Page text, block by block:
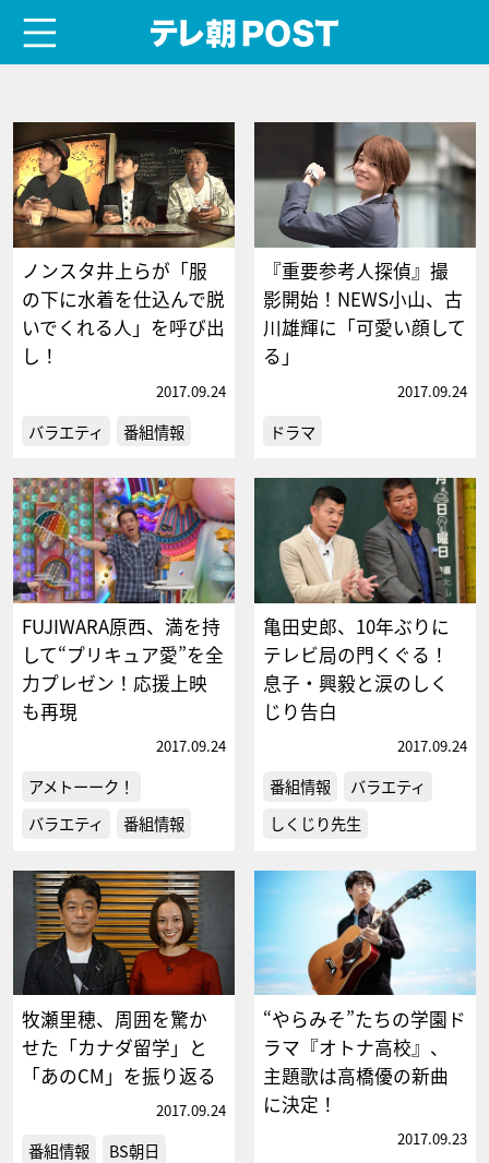
ノンスタ井上らが「服
の下に水着を仕込んで脱
いでくれる人」を呼び出
し！
2017.09.24
バラエティ 番組情報
『重要参考人探偵』撮
影開始！NEWS小山、古
川雄輝に「可愛い顔して
る」
2017.09.24
ドラマ
FUJIWARA原西、満を持
して“プリキュア愛”を全
力プレゼン！応援上映
も再現
2017.09.24
アメトーーク！
バラエティ
番組情報
亀田史郎、10年ぶりに
テレビ局の門くぐる！
息子・興毅と涙のしく
じり告白
2017.09.24
番組情報
バラエティ
しくじり先生
牧瀬里穂、周囲を驚か
せた「カナダ留学」と
「あのCM」を振り返る
2017.09.24
番組情報 BS朝日
“やらみそ”たちの学園ド
ラマ『オトナ高校』、
主題歌は高橋優の新曲
に決定！
2017.09.23